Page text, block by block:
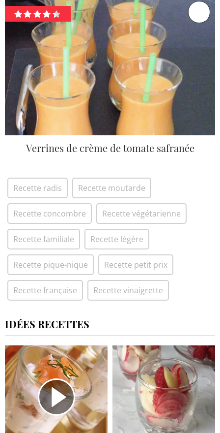
Verrines de crème de tomate safranée
Recette radis Recette moutarde
Recette concombre Recette végétarienne
Recette familiale Recette légère
Recette pique-nique Recette petit prix
Recette française Recette vinaigrette
IDÉES RECETTES